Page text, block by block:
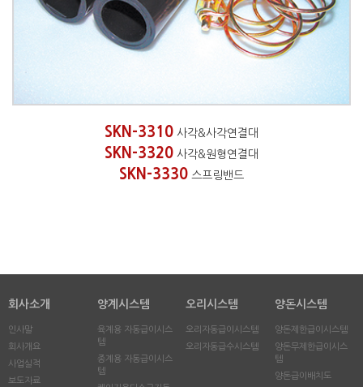
SKN-3310 사각&사각연결대
SKN-3320 사각&원형연결대
SKN-3330 스프링밴드
회사소개
인사말
회사개요
사업실적
보도자료
양계시스템
육계용 자동급이시스
템
종계용 자동급이시스
템
오리시스템
오리자동급이시스템
오리자동급수시스템
양돈시스템
양돈제한급이시스템
양돈무제한급이시스
템
양돈급이배치도